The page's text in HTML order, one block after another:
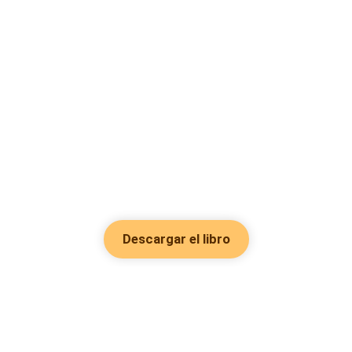
Descargar el libro